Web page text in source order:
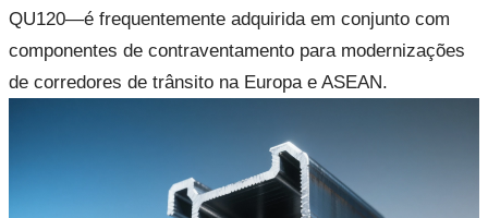
QU120—é frequentemente adquirida em conjunto com
componentes de contraventamento para modernizações
de corredores de trânsito na Europa e ASEAN.